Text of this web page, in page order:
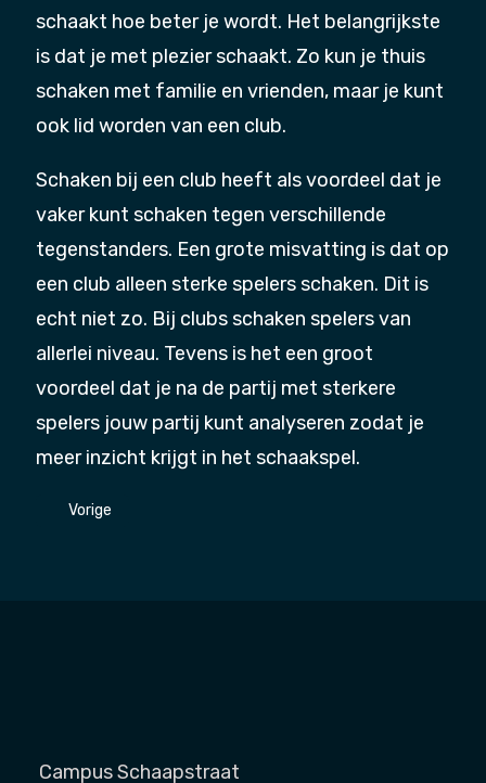
schaakt hoe beter je wordt. Het belangrijkste
is dat je met plezier schaakt. Zo kun je thuis
schaken met familie en vrienden, maar je kunt
ook lid worden van een club.
Schaken bij een club heeft als voordeel dat je
vaker kunt schaken tegen verschillende
tegenstanders. Een grote misvatting is dat op
een club alleen sterke spelers schaken. Dit is
echt niet zo. Bij clubs schaken spelers van
allerlei niveau. Tevens is het een groot
voordeel dat je na de partij met sterkere
spelers jouw partij kunt analyseren zodat je
meer inzicht krijgt in het schaakspel.
Vorig artikel: Regels van het schaakspel
Vorige
Campus Schaapstraat